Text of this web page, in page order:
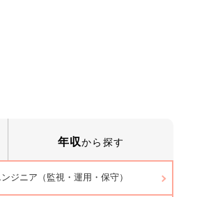
年収から探す
ジニア（監視・運用・保守）